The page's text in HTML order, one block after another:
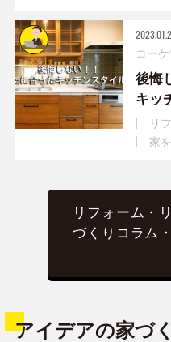
コー
後悔
キッ
リ
家
リフォーム・
づくりコラム
アイデアの家づ